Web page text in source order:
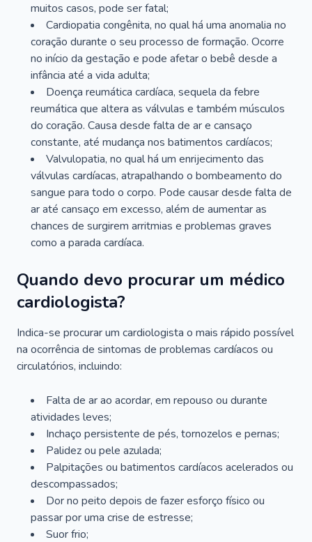
muitos casos, pode ser fatal;
Cardiopatia congênita, no qual há uma anomalia no
coração durante o seu processo de formação. Ocorre
no início da gestação e pode afetar o bebê desde a
infância até a vida adulta;
Doença reumática cardíaca, sequela da febre
reumática que altera as válvulas e também músculos
do coração. Causa desde falta de ar e cansaço
constante, até mudança nos batimentos cardíacos;
Valvulopatia, no qual há um enrijecimento das
válvulas cardíacas, atrapalhando o bombeamento do
sangue para todo o corpo. Pode causar desde falta de
ar até cansaço em excesso, além de aumentar as
chances de surgirem arritmias e problemas graves
como a parada cardíaca.
Quando devo procurar um médico
cardiologista?
Indica-se procurar um cardiologista o mais rápido possível
na ocorrência de sintomas de problemas cardíacos ou
circulatórios, incluindo:
Falta de ar ao acordar, em repouso ou durante
atividades leves;
Inchaço persistente de pés, tornozelos e pernas;
Palidez ou pele azulada;
Palpitações ou batimentos cardíacos acelerados ou
descompassados;
Dor no peito depois de fazer esforço físico ou
passar por uma crise de estresse;
Suor frio;